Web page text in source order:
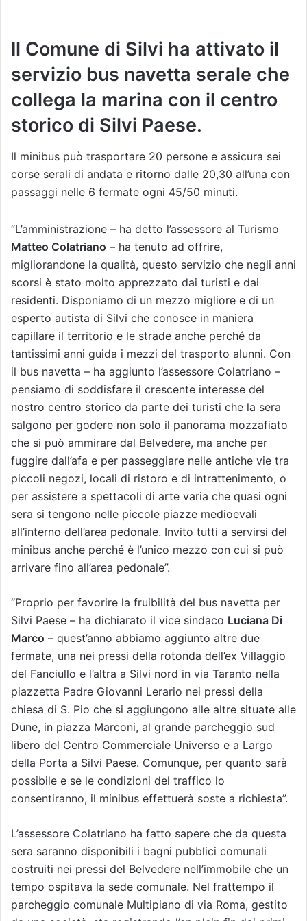
Il Comune di Silvi ha attivato il
servizio bus navetta serale che
collega la marina con il centro
storico di Silvi Paese.
Il minibus può trasportare 20 persone e assicura sei
corse serali di andata e ritorno dalle 20,30 all’una con
passaggi nelle 6 fermate ogni 45/50 minuti.
“L’amministrazione – ha detto l’assessore al Turismo
Matteo Colatriano – ha tenuto ad offrire,
migliorandone la qualità, questo servizio che negli anni
scorsi è stato molto apprezzato dai turisti e dai
residenti. Disponiamo di un mezzo migliore e di un
esperto autista di Silvi che conosce in maniera
capillare il territorio e le strade anche perché da
tantissimi anni guida i mezzi del trasporto alunni. Con
il bus navetta – ha aggiunto l’assessore Colatriano –
pensiamo di soddisfare il crescente interesse del
nostro centro storico da parte dei turisti che la sera
salgono per godere non solo il panorama mozzafiato
che si può ammirare dal Belvedere, ma anche per
fuggire dall’afa e per passeggiare nelle antiche vie tra
piccoli negozi, locali di ristoro e di intrattenimento, o
per assistere a spettacoli di arte varia che quasi ogni
sera si tengono nelle piccole piazze medioevali
all’interno dell’area pedonale. Invito tutti a servirsi del
minibus anche perché è l’unico mezzo con cui si può
arrivare fino all’area pedonale”.
“Proprio per favorire la fruibilità del bus navetta per
Silvi Paese – ha dichiarato il vice sindaco Luciana Di
Marco – quest’anno abbiamo aggiunto altre due
fermate, una nei pressi della rotonda dell’ex Villaggio
del Fanciullo e l’altra a Silvi nord in via Taranto nella
piazzetta Padre Giovanni Lerario nei pressi della
chiesa di S. Pio che si aggiungono alle altre situate alle
Dune, in piazza Marconi, al grande parcheggio sud
libero del Centro Commerciale Universo e a Largo
della Porta a Silvi Paese. Comunque, per quanto sarà
possibile e se le condizioni del traffico lo
consentiranno, il minibus effettuerà soste a richiesta”.
L’assessore Colatriano ha fatto sapere che da questa
sera saranno disponibili i bagni pubblici comunali
costruiti nei pressi del Belvedere nell’immobile che un
tempo ospitava la sede comunale. Nel frattempo il
parcheggio comunale Multipiano di via Roma, gestito